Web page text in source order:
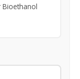
Bioethanol